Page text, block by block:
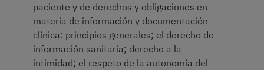
paciente y de derechos y obligaciones en
materia de información y documentación
clínica: principios generales; el derecho de
información sanitaria; derecho a la
intimidad; el respeto de la autonomía del